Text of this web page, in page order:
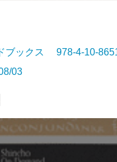
ブックス 978-4-10-
03